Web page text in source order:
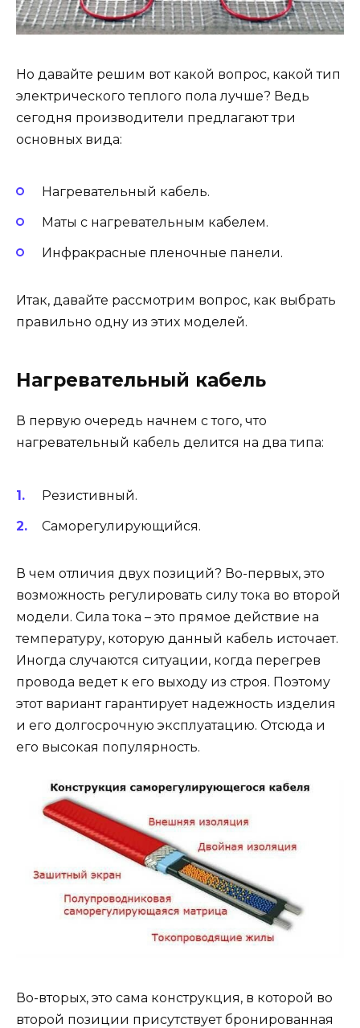
Но давайте решим вот какой вопрос, какой тип
электрического теплого пола лучше? Ведь
сегодня производители предлагают три
основных вида:
Нагревательный кабель.
Маты с нагревательным кабелем.
Инфракрасные пленочные панели.
Итак, давайте рассмотрим вопрос, как выбрать
правильно одну из этих моделей.
Нагревательный кабель
В первую очередь начнем с того, что
нагревательный кабель делится на два типа:
Резистивный.
Саморегулирующийся.
В чем отличия двух позиций? Во-первых, это
возможность регулировать силу тока во второй
модели. Сила тока – это прямое действие на
температуру, которую данный кабель источает.
Иногда случаются ситуации, когда перегрев
провода ведет к его выходу из строя. Поэтому
этот вариант гарантирует надежность изделия
и его долгосрочную эксплуатацию. Отсюда и
его высокая популярность.
Во-вторых, это сама конструкция, в которой во
второй позиции присутствует бронированная